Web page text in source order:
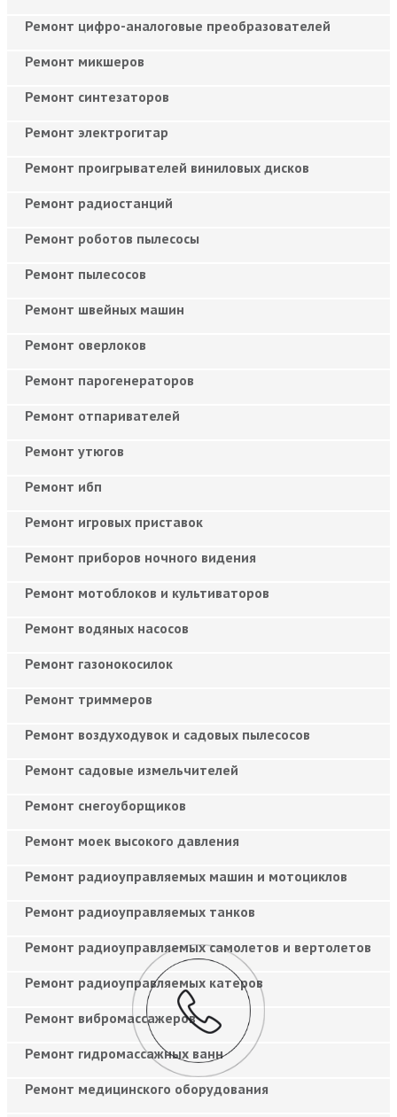
Ремонт цифро-аналоговые преобразователей
Ремонт микшеров
Ремонт синтезаторов
Ремонт электрогитар
Ремонт проигрывателей виниловых дисков
Ремонт радиостанций
Ремонт роботов пылесосы
Ремонт пылесосов
Ремонт швейных машин
Ремонт оверлоков
Ремонт парогенераторов
Ремонт отпаривателей
Ремонт утюгов
Ремонт ибп
Ремонт игровых приставок
Ремонт приборов ночного видения
Ремонт мотоблоков и культиваторов
Ремонт водяных насосов
Ремонт газонокосилок
Ремонт триммеров
Ремонт воздуходувок и садовых пылесосов
Ремонт садовые измельчителей
Ремонт снегоуборщиков
Ремонт моек высокого давления
Ремонт радиоуправляемых машин и мотоциклов
Ремонт радиоуправляемых танков
Ремонт радиоуправляемых самолетов и вертолетов
Ремонт радиоуправляемых катеров
Ремонт вибромассажеров
Ремонт гидромассажных ванн
Ремонт медицинского оборудования